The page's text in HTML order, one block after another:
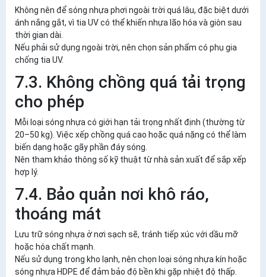
Không nên để sóng nhựa phơi ngoài trời quá lâu, đặc biệt dưới
ánh nắng gắt, vì tia UV có thể khiến nhựa lão hóa và giòn sau
thời gian dài.
Nếu phải sử dụng ngoài trời, nên chọn sản phẩm có phụ gia
chống tia UV.
7.3. Không chồng quá tải trọng
cho phép
Mỗi loại sóng nhựa có giới hạn tải trọng nhất định (thường từ
20–50 kg). Việc xếp chồng quá cao hoặc quá nặng có thể làm
biến dạng hoặc gãy phần đáy sóng.
Nên tham khảo thông số kỹ thuật từ nhà sản xuất để sắp xếp
hợp lý.
7.4. Bảo quản nơi khô ráo,
thoáng mát
Lưu trữ sóng nhựa ở nơi sạch sẽ, tránh tiếp xúc với dầu mỡ
hoặc hóa chất mạnh.
Nếu sử dụng trong kho lạnh, nên chọn loại sóng nhựa kín hoặc
sóng nhựa HDPE để đảm bảo độ bền khi gặp nhiệt độ thấp.